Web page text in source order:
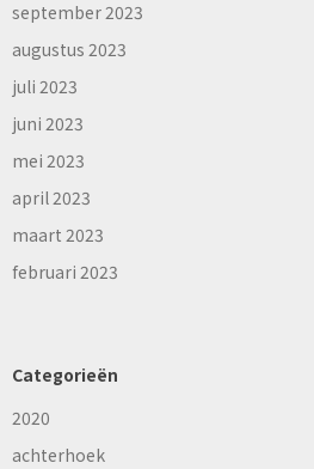
september 2023
augustus 2023
juli 2023
juni 2023
mei 2023
april 2023
maart 2023
februari 2023
Categorieën
2020
achterhoek